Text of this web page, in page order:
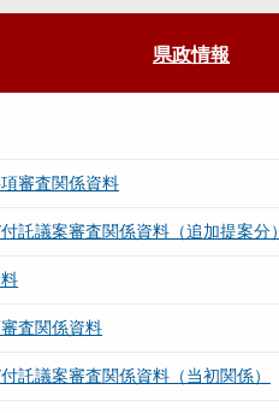
県政情報
審査関係資料
議案審査関係資料（追加提案分）
査関係資料
議案審査関係資料（当初関係）